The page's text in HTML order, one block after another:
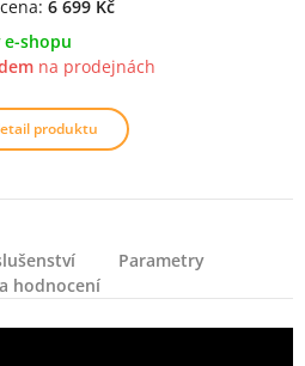
6 699 Kč
e-shopu
na prodejnách
produktu
Parametry
hodnocení